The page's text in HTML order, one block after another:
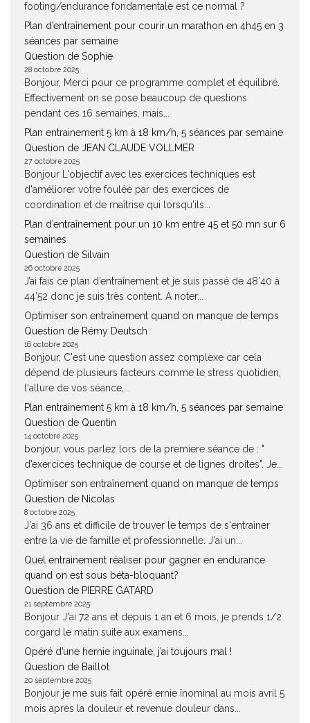
footing/endurance fondamentale est ce normal ?
Plan d’entraînement pour courir un marathon en 4h45 en 3
séances par semaine
Question de Sophie
28 octobre 2025
Bonjour, Merci pour ce programme complet et équilibré.
Effectivement on se pose beaucoup de questions
pendant ces 16 semaines, mais...
Plan entrainement 5 km à 18 km/h, 5 séances par semaine
Question de JEAN CLAUDE VOLLMER
27 octobre 2025
Bonjour L'objectif avec les exercices techniques est
d'améliorer votre foulée par des exercices de
coordination et de maîtrise qui lorsqu'ils...
Plan d’entraînement pour un 10 km entre 45 et 50 mn sur 6
semaines
Question de Silvain
26 octobre 2025
J’ai fais ce plan d’entraînement et je suis passé de 48’40 à
44’52 donc je suis très content. A noter...
Optimiser son entraînement quand on manque de temps
Question de Rémy Deutsch
16 octobre 2025
Bonjour, C'est une question assez complexe car cela
dépend de plusieurs facteurs comme le stress quotidien,
l'allure de vos séance,...
Plan entrainement 5 km à 18 km/h, 5 séances par semaine
Question de Quentin
14 octobre 2025
bonjour, vous parlez lors de la premiere séance de : "
d’exercices technique de course et de lignes droites". Je...
Optimiser son entraînement quand on manque de temps
Question de Nicolas
8 octobre 2025
J'ai 36 ans et difficile de trouver le temps de s'entrainer
entre la vie de famille et professionnelle. J'ai un...
Quel entrainement réaliser pour gagner en endurance
quand on est sous béta-bloquant?
Question de PIERRE GATARD
21 septembre 2025
Bonjour J'ai 72 ans et depuis 1 an et 6 mois, je prends 1/2
corgard le matin suite aux examens...
Opéré d’une hernie inguinale, j’ai toujours mal !
Question de Baillot
20 septembre 2025
Bonjour je me suis fait opéré ernie înominal au mois avril 5
mois apres la douleur et revenue douleur dans...